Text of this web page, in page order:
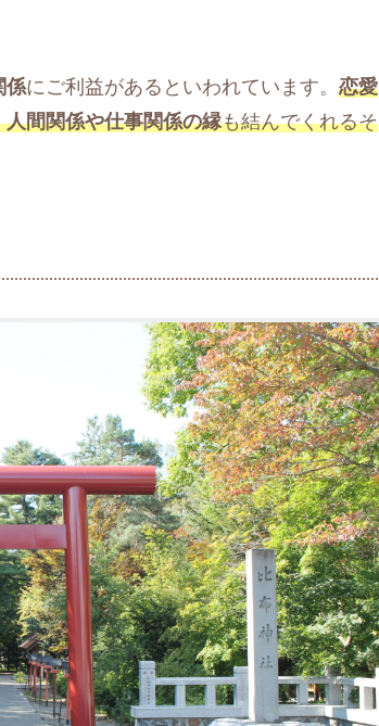
係にご利益があるといわれています。 恋愛
間関係や仕事関係の縁も結んでくれるそ